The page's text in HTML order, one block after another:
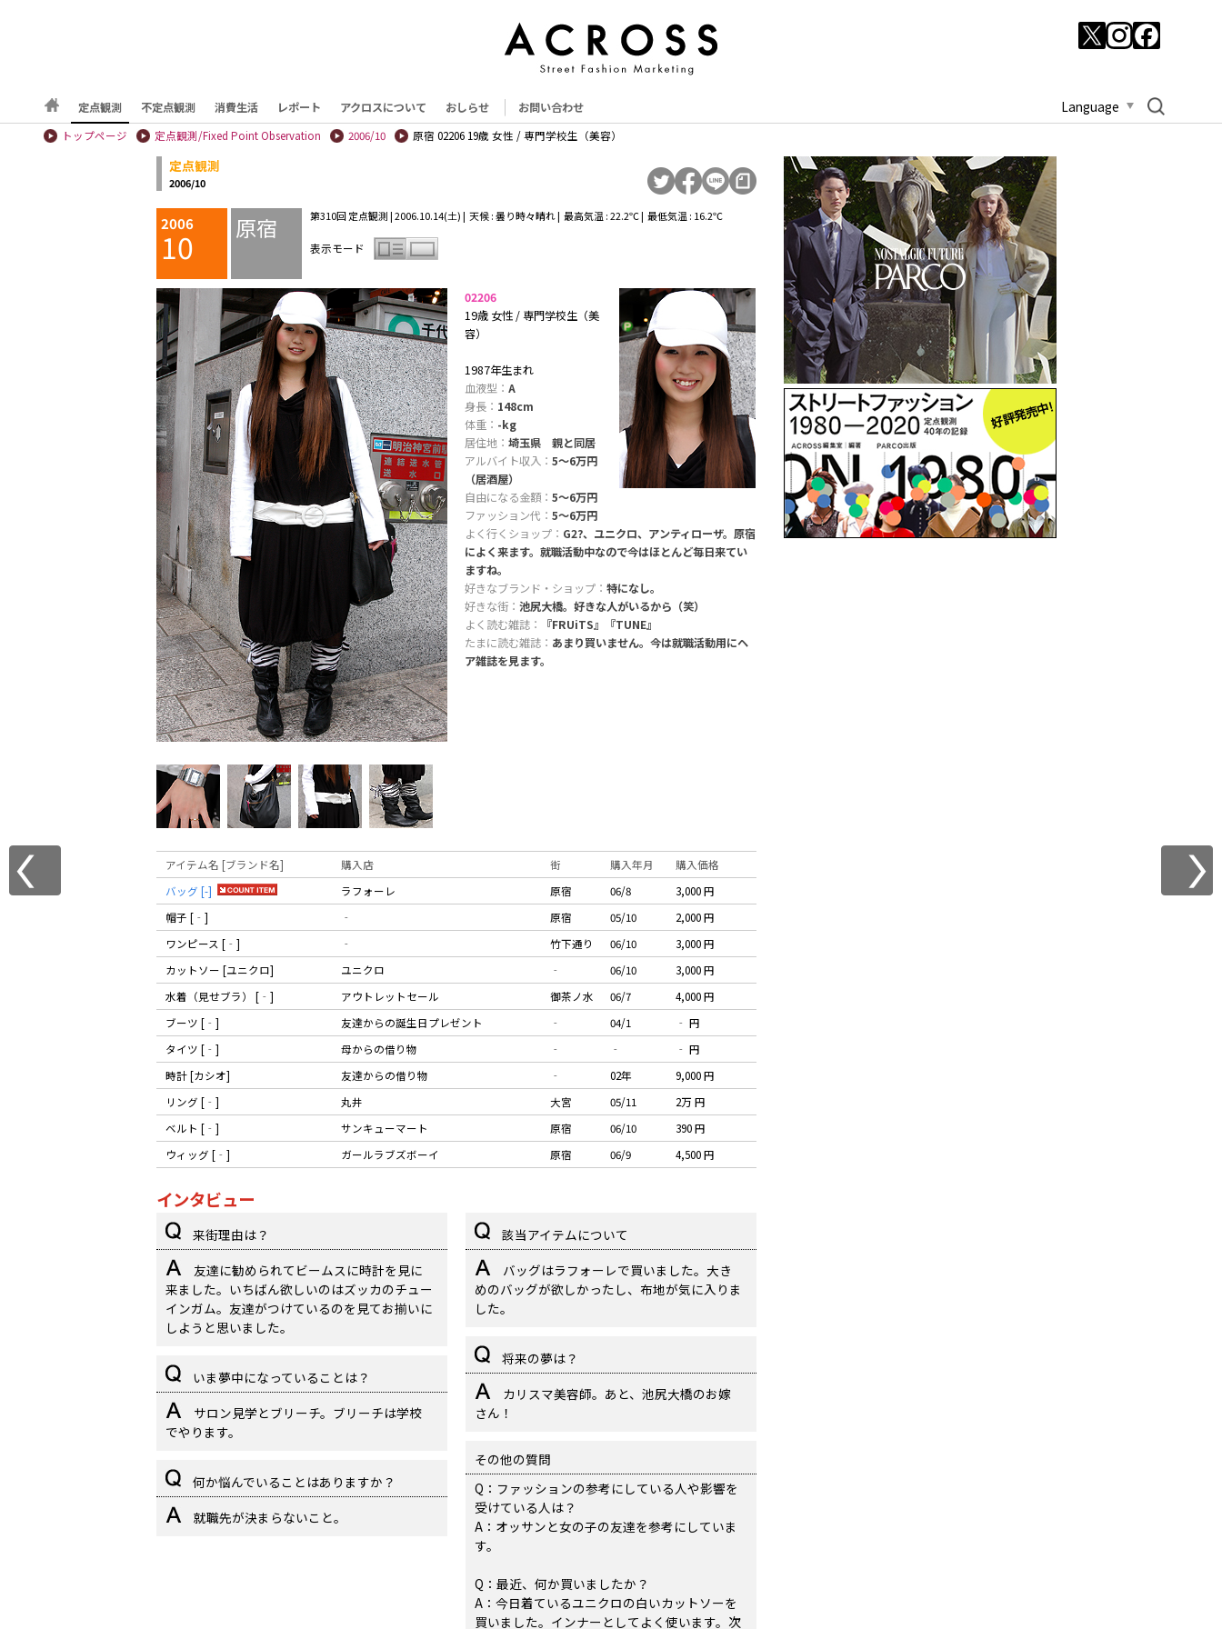
定点観測 不定点観測 消費生活 レポート アクロスについて おしらせ お問い合わせ Language
トップページ 定点観測/Fixed Point Observation 2006/10 原宿 02206 19歳 女性 / 専門学校生（美容）
定点観測
2006/10
2006
10 原宿 第310回 定点観測 | 2006.10.14(土) | 天候 : 曇り時々晴れ | 最高気温 : 22.2℃ | 最低気温 : 16.2℃
表示モード
02206
19歳 女性 / 専門学校生（美
容）
1987年生まれ
血液型： A
身長： 148cm
体重： -kg
居住地： 埼玉県 親と同居
アルバイト収入： 5〜6万円
（居酒屋）
自由になる金額： 5〜6万円
ファッション代： 5〜6万円
よく行くショップ： G2?、ユニクロ、アンティローザ。原宿
によく来ます。就職活動中なので今はほとんど毎日来てい
ますね。
好きなブランド・ショップ： 特になし。
好きな街： 池尻大橋。好きな人がいるから（笑）
よく読む雑誌：
『FRUiTS』『TUNE』
たまに読む雑誌： あまり買いません。今は就職活動用にヘ
ア雑誌を見ます。
アイテム名 [ブランド名] 購入店 街 購入年月
購入価格
バッグ [-]
ラフォーレ 原宿 06/8
3,000 円
帽子 [‐]
‐ 原宿 05/10
2,000 円
ワンピース [‐]
‐ 竹下通り 06/10
3,000 円
カットソー [ユニクロ]
ユニクロ ‐ 06/10
3,000 円
水着（見せブラ） [‐]
アウトレットセール 御茶ノ水 06/7
4,000 円
ブーツ [‐]
友達からの誕生日プレゼント ‐ 04/1
‐ 円
タイツ [‐]
母からの借り物 ‐ ‐
‐ 円
時計 [カシオ]
友達からの借り物 ‐ 02年
9,000 円
リング [‐]
丸井 大宮 05/11
2万 円
ベルト [‐]
サンキューマート 原宿 06/10
390 円
ウィッグ [‐]
ガールラブズボーイ 原宿 06/9 4,500 円
インタビュー
来街理由は？
友達に勧められてビームスに時計を見に
来ました。いちばん欲しいのはズッカのチュー
インガム。友達がつけているのを見てお揃いに
しようと思いました。
いま夢中になっていることは？
サロン見学とブリーチ。ブリーチは学校
でやります。
何か悩んでいることはありますか？
就職先が決まらないこと。
該当アイテムについて
バッグはラフォーレで買いました。大き
めのバッグが欲しかったし、布地が気に入りま
した。
将来の夢は？
カリスマ美容師。あと、池尻大橋のお嫁
さん！
その他の質問
Q：ファッションの参考にしている人や影響を
受けている人は？
A：オッサンと女の子の友達を参考にしていま
す。
Q：最近、何か買いましたか？
A：今日着ているユニクロの白いカットソーを
買いました。インナーとしてよく使います。次